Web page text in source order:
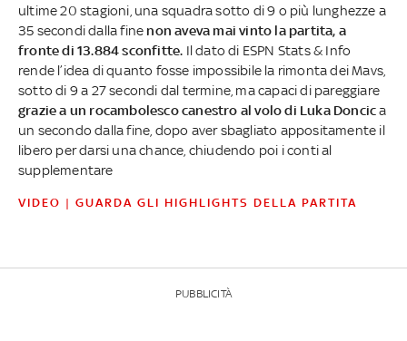
ultime 20 stagioni, una squadra sotto di 9 o più lunghezze a
35 secondi dalla fine non aveva mai vinto la partita, a
fronte di 13.884 sconfitte. Il dato di ESPN Stats & Info
rende l’idea di quanto fosse impossibile la rimonta dei Mavs,
sotto di 9 a 27 secondi dal termine, ma capaci di pareggiare
grazie a un rocambolesco canestro al volo di Luka Doncica
un secondo dalla fine, dopo aver sbagliato appositamente il
libero per darsi una chance, chiudendo poi i conti al
supplementare
VIDEO | GUARDA GLI HIGHLIGHTS DELLA PARTITA
PUBBLICITÀ